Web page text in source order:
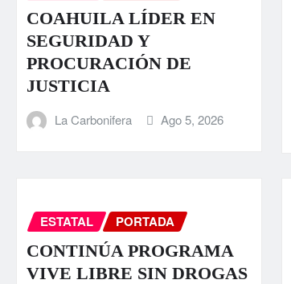
COAHUILA LÍDER EN
SEGURIDAD Y
PROCURACIÓN DE
JUSTICIA
La Carbonifera Ago 5, 2026
ESTATAL PORTADA
CONTINÚA PROGRAMA
VIVE LIBRE SIN DROGAS